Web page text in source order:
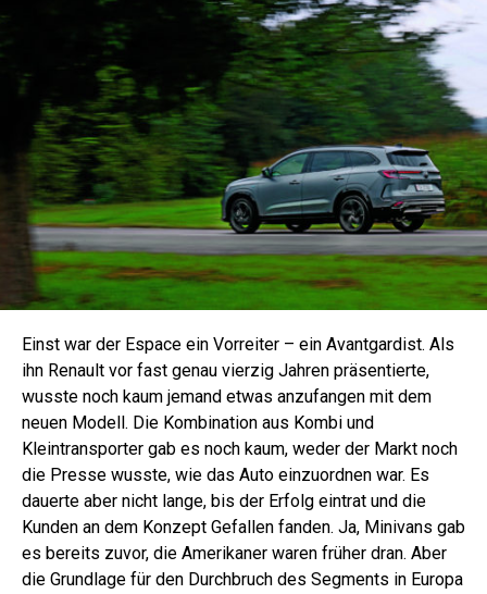
Einst war der Espace ein Vorreiter – ein Avantgardist. Als
ihn Renault vor fast genau vierzig Jahren präsentierte,
wusste noch kaum jemand etwas anzufangen mit dem
neuen Modell. Die Kombination aus Kombi und
Kleintransporter gab es noch kaum, weder der Markt noch
die Presse wusste, wie das Auto einzuordnen war. Es
dauerte aber nicht lange, bis der Erfolg eintrat und die
Kunden an dem Konzept Gefallen fanden. Ja, Minivans gab
es bereits zuvor, die Amerikaner waren früher dran. Aber
die Grundlage für den Durchbruch des Segments in Europa